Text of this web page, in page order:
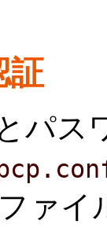
証
パス
ァイ